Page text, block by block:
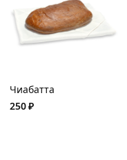
Чиабатта
250₽